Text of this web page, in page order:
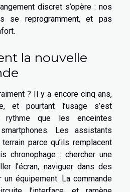
discret s’opère : nos
se reprogramment, et pas
la nouvelle
? Il y a encore cinq ans,
et pourtant l’usage s’est
rythme que les enceintes
Les assistants
parce qu’ils remplacent
chronophage : chercher une
l’écran, naviguer dans des
un équipement. La commande